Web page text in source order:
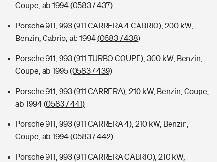
Coupe, ab 1994(0583 / 437)
Porsche 911, 993 (911 CARRERA 4 CABRIO), 200 kW,
Benzin, Cabrio, ab 1994(0583 / 438)
Porsche 911, 993 (911 TURBO COUPE), 300 kW, Benzin,
Coupe, ab 1995(0583 / 439)
Porsche 911, 993 (911 CARRERA), 210 kW, Benzin, Coupe,
ab 1994(0583 / 441)
Porsche 911, 993 (911 CARRERA 4), 210 kW, Benzin,
Coupe, ab 1994(0583 / 442)
Porsche 911, 993 (911 CARRERA CABRIO), 210 kW,